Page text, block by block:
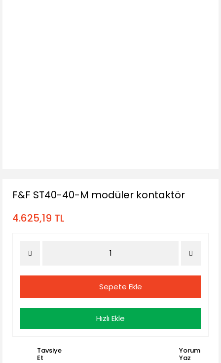
F&F ST40-40-M modüler kontaktör
4.625,19 TL
Sepete Ekle
Hızlı Ekle
Tavsiye
Et
Yorum
Yaz